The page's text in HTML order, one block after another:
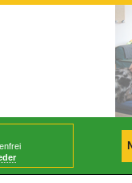
tritt am 30.07.2026 in